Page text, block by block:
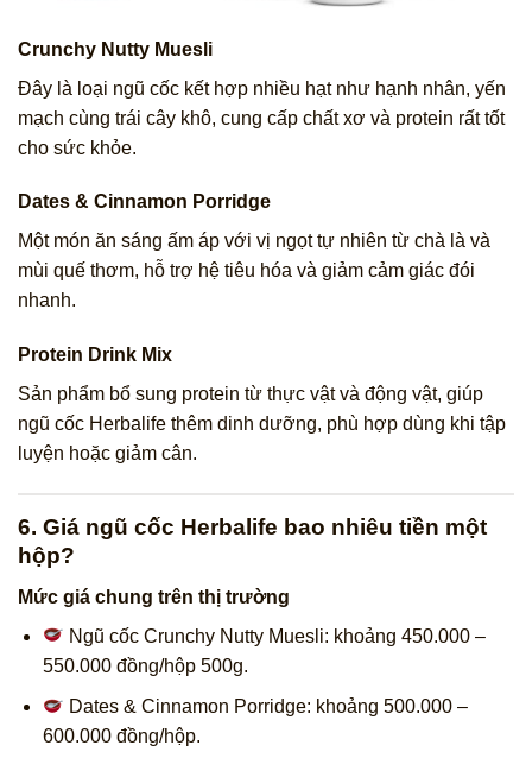
Crunchy Nutty Muesli
Đây là loại ngũ cốc kết hợp nhiều hạt như hạnh nhân, yến
mạch cùng trái cây khô, cung cấp chất xơ và protein rất tốt
cho sức khỏe.
Dates & Cinnamon Porridge
Một món ăn sáng ấm áp với vị ngọt tự nhiên từ chà là và
mùi quế thơm, hỗ trợ hệ tiêu hóa và giảm cảm giác đói
nhanh.
Protein Drink Mix
Sản phẩm bổ sung protein từ thực vật và động vật, giúp
ngũ cốc Herbalife thêm dinh dưỡng, phù hợp dùng khi tập
luyện hoặc giảm cân.
6. Giá ngũ cốc Herbalife bao nhiêu tiền một
hộp?
Mức giá chung trên thị trường
Ngũ cốc Crunchy Nutty Muesli: khoảng 450.000 –
550.000 đồng/hộp 500g.
Dates & Cinnamon Porridge: khoảng 500.000 –
600.000 đồng/hộp.